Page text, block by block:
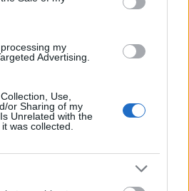
my
Advertising.
Use,
or Sharing of my
Unrelated with the
was collected.
épül Angyalföldön
bővítik
jó hírű református